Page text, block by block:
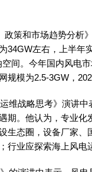
策和市场趋势分析
左右，上半
间。今年国内风电
模为2.5-3GW，
略思考》演讲中
。他认为，专业
态圈，设备厂家
业应探索海上风电